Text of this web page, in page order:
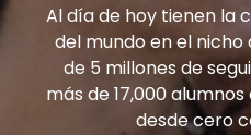
Al día de hoy tienen la
del mundo en el
de 5 millones de
más de 17,000
desde cero